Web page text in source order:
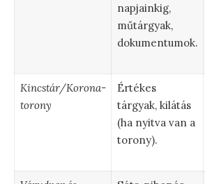
napjainkig,
műtárgyak,
dokumentumok.
Kincstár/Korona-
torony
Értékes
tárgyak, kilátás
(ha nyitva van a
torony).